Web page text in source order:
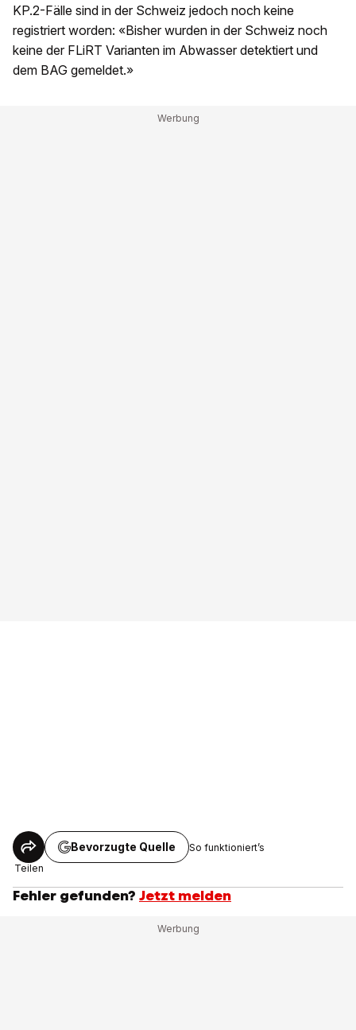
KP.2-Fälle sind in der Schweiz jedoch noch keine
registriert worden: «Bisher wurden in der Schweiz noch
keine der FLiRT Varianten im Abwasser detektiert und
dem BAG gemeldet.»
Teilen
Bevorzugte Quelle So funktioniert’s
Fehler gefunden? Jetzt melden